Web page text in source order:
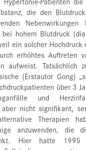
die den
bei hohem Blutdruck
ein solcher
erhöhtes Auftreten
aufweist. Tatsächlich
(Erstautor Gong)
über 3
und
aber nicht signifikant,
Therapien
anzuwenden, die
Hier hatte 1995